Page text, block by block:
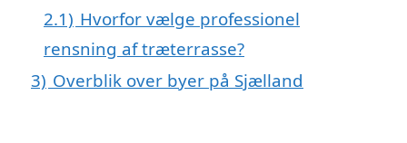
2.1) Hvorfor vælge professionel
rensning af træterrasse?
3) Overblik over byer på Sjælland